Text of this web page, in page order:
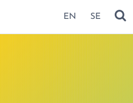
EN SE